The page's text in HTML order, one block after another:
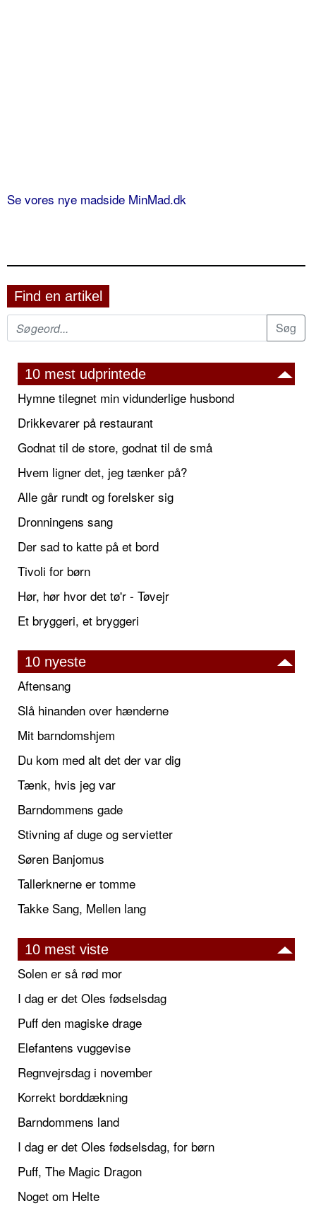
Se vores nye madside MinMad.dk
Find en artikel
10 mest udprintede
Hymne tilegnet min vidunderlige husbond
Drikkevarer på restaurant
Godnat til de store, godnat til de små
Hvem ligner det, jeg tænker på?
Alle går rundt og forelsker sig
Dronningens sang
Der sad to katte på et bord
Tivoli for børn
Hør, hør hvor det tø'r - Tøvejr
Et bryggeri, et bryggeri
10 nyeste
Aftensang
Slå hinanden over hænderne
Mit barndomshjem
Du kom med alt det der var dig
Tænk, hvis jeg var
Barndommens gade
Stivning af duge og servietter
Søren Banjomus
Tallerknerne er tomme
Takke Sang, Mellen lang
10 mest viste
Solen er så rød mor
I dag er det Oles fødselsdag
Puff den magiske drage
Elefantens vuggevise
Regnvejrsdag i november
Korrekt borddækning
Barndommens land
I dag er det Oles fødselsdag, for børn
Puff, The Magic Dragon
Noget om Helte